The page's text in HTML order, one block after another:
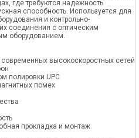
где требуются надежность
способность. Используется для
и контрольно-
соединения с оптическим
оборудованием.
высокоскоростных сетей
полировки UPC
помех
прокладка и монтаж